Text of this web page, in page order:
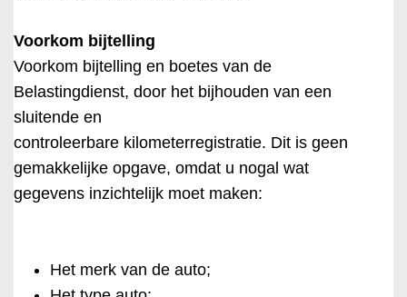
Voorkom bijtelling
Voorkom bijtelling en boetes van de
Belastingdienst, door het bijhouden van een
sluitende en
controleerbare kilometerregistratie. Dit is geen
gemakkelijke opgave, omdat u nogal wat
gegevens inzichtelijk moet maken:
Het merk van de auto;